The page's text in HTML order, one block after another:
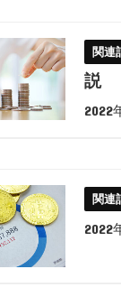
説
2022
2022